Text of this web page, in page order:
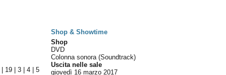
Shop & Showtime
19 |3 |4 |5
Shop
DVD
Colonna sonora (Soundtrack)
Uscita nelle sale
giovedì 16 marzo 2017